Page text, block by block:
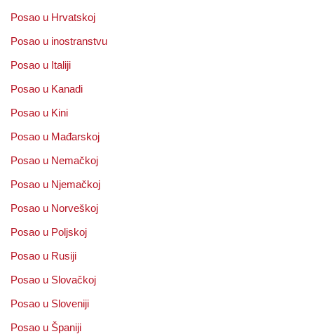
Posao u Hrvatskoj
Posao u inostranstvu
Posao u Italiji
Posao u Kanadi
Posao u Kini
Posao u Mađarskoj
Posao u Nemačkoj
Posao u Njemačkoj
Posao u Norveškoj
Posao u Poljskoj
Posao u Rusiji
Posao u Slovačkoj
Posao u Sloveniji
Posao u Španiji